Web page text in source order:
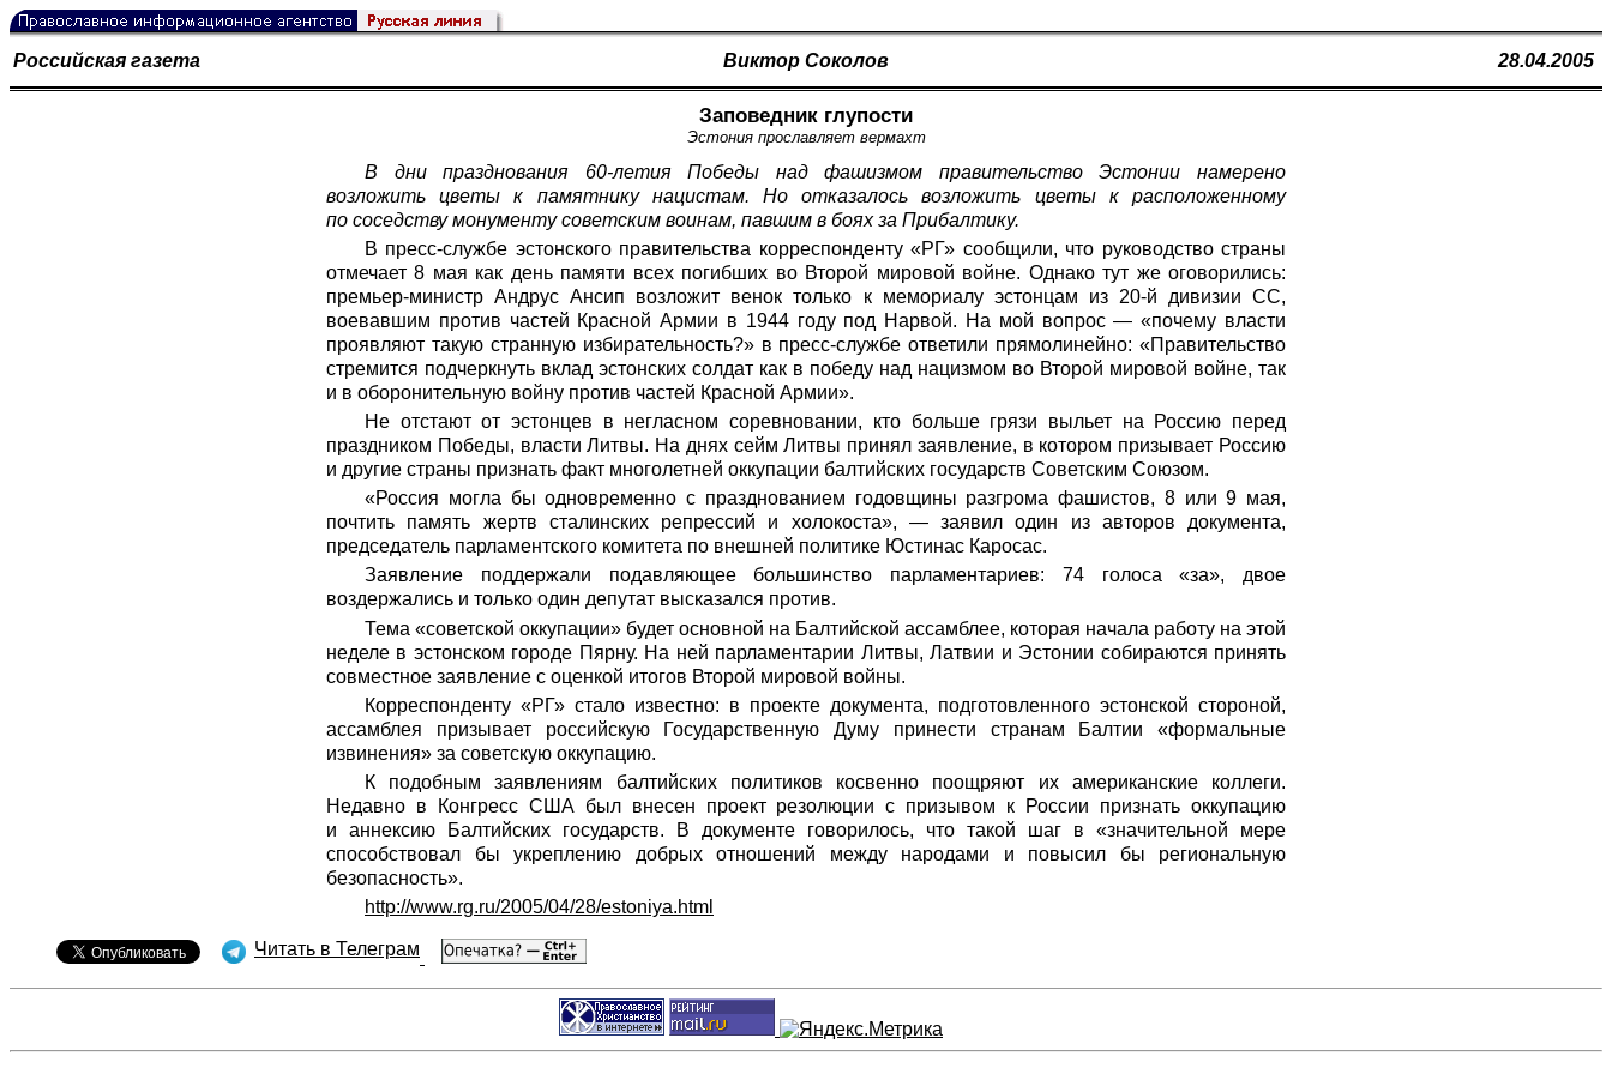
Российская газета Виктор Соколов 28.04.2005
Заповедник глупости
Эстония прославляет вермахт
В дни празднования 60-летия Победы над фашизмом правительство Эстонии намерено
возложить цветы к памятнику нацистам. Но отказалось возложить цветы к расположенному
по соседству монументу советским воинам, павшим в боях за Прибалтику.
В пресс-службе эстонского правительства корреспонденту «РГ» сообщили, что руководство страны
отмечает 8 мая как день памяти всех погибших во Второй мировой войне. Однако тут же оговорились:
премьер-министр Андрус Ансип возложит венок только к мемориалу эстонцам из 20-й дивизии СС,
воевавшим против частей Красной Армии в 1944 году под Нарвой. На мой вопрос — «почему власти
проявляют такую странную избирательность?» в пресс-службе ответили прямолинейно: «Правительство
стремится подчеркнуть вклад эстонских солдат как в победу над нацизмом во Второй мировой войне, так
и в оборонительную войну против частей Красной Армии».
Не отстают от эстонцев в негласном соревновании, кто больше грязи выльет на Россию перед
праздником Победы, власти Литвы. На днях сейм Литвы принял заявление, в котором призывает Россию
и другие страны признать факт многолетней оккупации балтийских государств Советским Союзом.
«Россия могла бы одновременно с празднованием годовщины разгрома фашистов, 8 или 9 мая,
почтить память жертв сталинских репрессий и холокоста», — заявил один из авторов документа,
председатель парламентского комитета по внешней политике Юстинас Каросас.
Заявление поддержали подавляющее большинство парламентариев: 74 голоса «за», двое
воздержались и только один депутат высказался против.
Тема «советской оккупации» будет основной на Балтийской ассамблее, которая начала работу на этой
неделе в эстонском городе Пярну. На ней парламентарии Литвы, Латвии и Эстонии собираются принять
совместное заявление с оценкой итогов Второй мировой войны.
Корреспонденту «РГ» стало известно: в проекте документа, подготовленного эстонской стороной,
ассамблея призывает российскую Государственную Думу принести странам Балтии «формальные
извинения» за советскую оккупацию.
К подобным заявлениям балтийских политиков косвенно поощряют их американские коллеги.
Недавно в Конгресс США был внесен проект резолюции с призывом к России признать оккупацию
и аннексию Балтийских государств. В документе говорилось, что такой шаг в «значительной мере
способствовал бы укреплению добрых отношений между народами и повысил бы региональную
безопасность».
http://www.rg.ru/2005/04/28/estoniya.html
Читать в Телеграм